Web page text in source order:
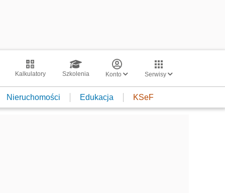
Kalkulatory Szkolenia Konto Serwisy
Nieruchomości Edukacja KSeF